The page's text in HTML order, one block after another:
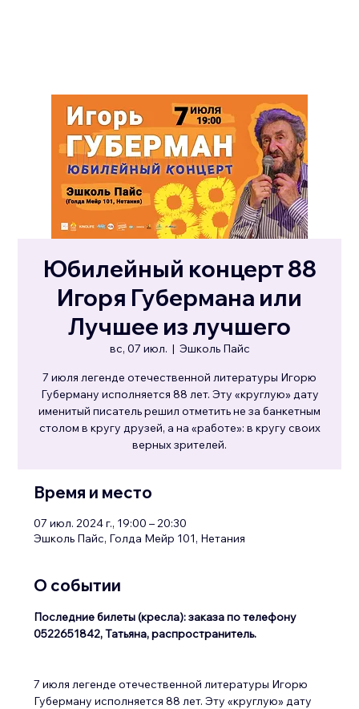
Юбилейный концерт 88
Игоря Губермана или
Лучшее из лучшего
вс, 07 июл.
  |
Эшколь Пайс
7 июля легенде отечественной литературы Игорю
Губерману исполняется 88 лет. Эту «круглую» дату
именитый писатель решил отметить не за банкетным
столом в кругу друзей, а на «работе»: в кругу своих
Время и место
07 июл. 2024 г., 19:00 – 20:30
Эшколь Пайс, Голда Мейр 101, Нетания
О событии
Последние билеты (кресла): заказа по телефону
0522651842, Татьяна, распространитель.
7 июля легенде отечественной литературы Игорю
Губерману исполняется 88 лет. Эту «круглую» дату